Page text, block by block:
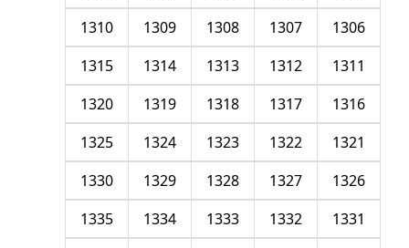
1306
1307
1308
1309
1310
1311
1312
1313
1314
1315
1316
1317
1318
1319
1320
1321
1322
1323
1324
1325
1326
1327
1328
1329
1330
1331
1332
1333
1334
1335